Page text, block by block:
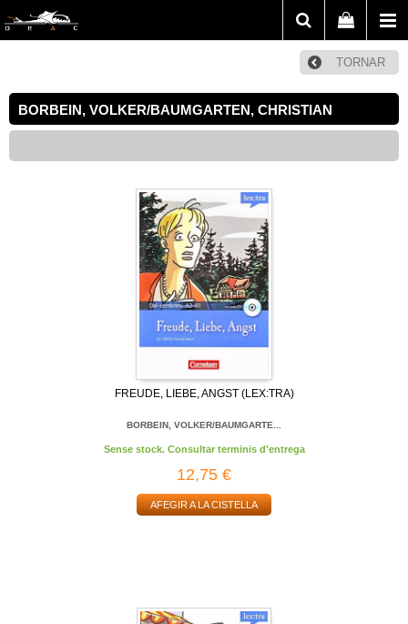
TORNAR
BORBEIN, VOLKER/BAUMGARTEN, CHRISTIAN
FREUDE, LIEBE, ANGST (LEX:TRA)
BORBEIN, VOLKER/BAUMGARTE...
Sense stock. Consultar terminis d'entrega
12,75 €
AFEGIR A LA CISTELLA